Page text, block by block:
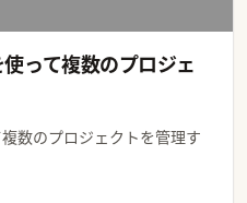
って複数のプロジェ
数のプロジェクトを管理す